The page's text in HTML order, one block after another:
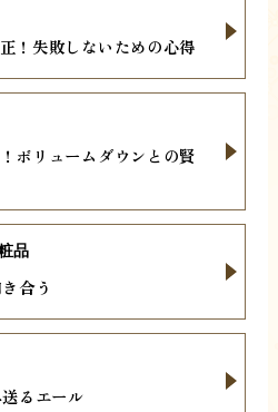
！失敗しないための心得
ボリュームダウンとの賢
合う
品
るエール